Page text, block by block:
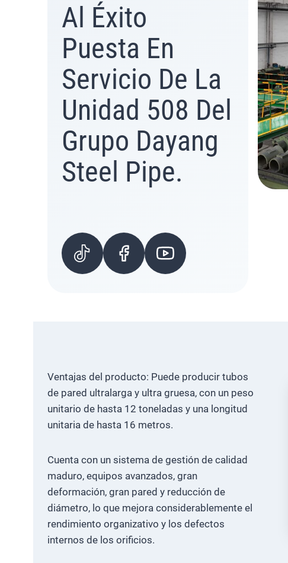
Al Éxito
Puesta En
Servicio De La
Unidad 508 Del
Grupo Dayang
Steel Pipe.
Ventajas del producto: Puede producir tubos
de pared ultralarga y ultra gruesa, con un peso
unitario de hasta 12 toneladas y una longitud
unitaria de hasta 16 metros.
Cuenta con un sistema de gestión de calidad
maduro, equipos avanzados, gran
deformación, gran pared y reducción de
diámetro, lo que mejora considerablemente el
rendimiento organizativo y los defectos
internos de los orificios.